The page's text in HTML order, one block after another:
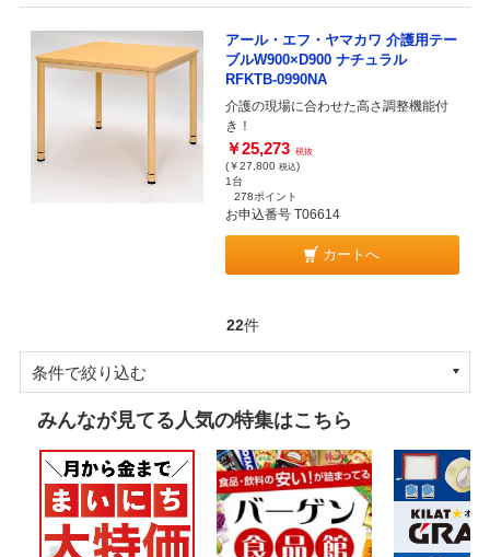
アール・エフ・ヤマカワ 介護用テー
ブルW900×D900 ナチュラル
RFKTB-0990NA
介護の現場に合わせた高さ調整機能付
き！
￥25,273 税抜
(￥27,800 税込)
1台
278ポイント
お申込番号 T06614
カートへ
22件
条件で絞り込む
みんなが見てる人気の特集はこちら